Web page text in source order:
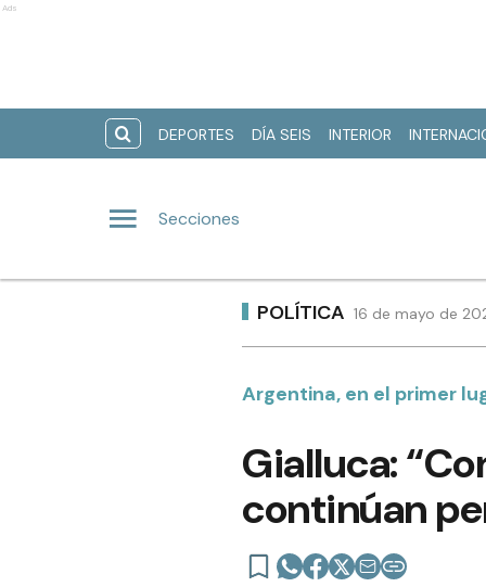
Ads
DEPORTES DÍA SEIS INTERIOR
Secciones
POLÍTICA 16 de mayo de
Argentina, en el primer
Gialluca:
continúan